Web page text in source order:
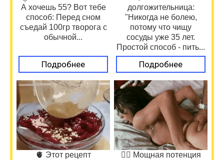
А хочешь 55? Вот тебе
способ: Перед сном
съедай 100гр творога с
обычной...
Подробнее
долгожительница:
"Никогда не болею,
потому что чищу
сосуды уже 35 лет.
Простой способ - пить...
Подробнее
🫀 Этот рецепт
❤️‍🔥 Мощная потенция